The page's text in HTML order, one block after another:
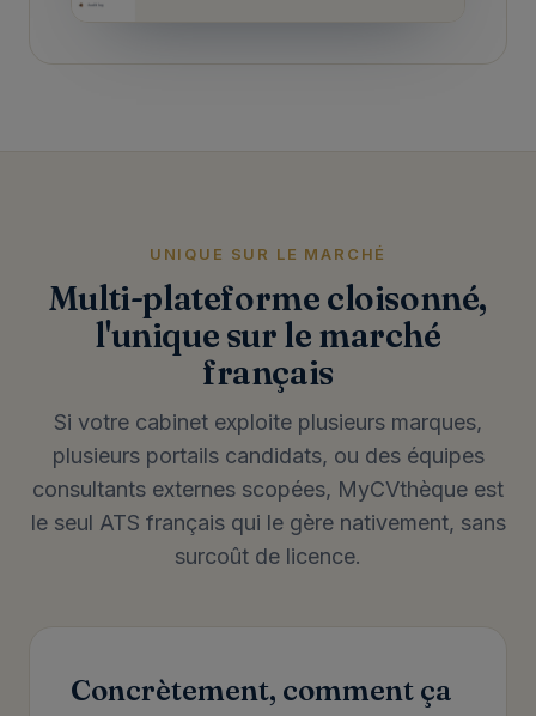
UNIQUE SUR LE MARCHÉ
Multi-plateforme cloisonné,
l'unique sur le marché
français
Si votre cabinet exploite plusieurs marques,
plusieurs portails candidats, ou des équipes
consultants externes scopées, MyCVthèque est
le seul ATS français qui le gère nativement, sans
surcoût de licence.
Concrètement, comment ça